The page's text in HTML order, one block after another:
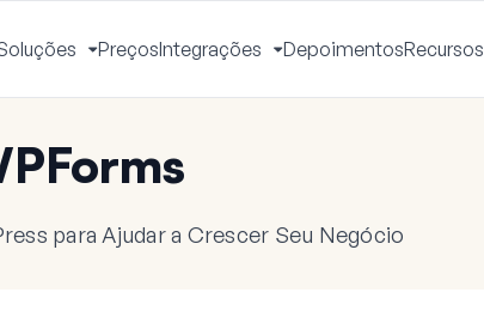
Alternar
Alternar
Menu
PreçosIntegrações
Alternar
Menu
DepoimentosRecursos
para Ajudar a Crescer Seu Negócio